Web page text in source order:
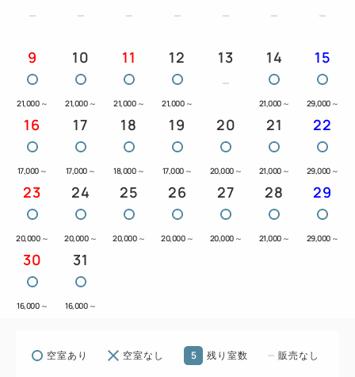
9
21,000 ～
10
21,000 ～
11
21,000 ～
12
21,000 ～
13 14
21,000 ～
15
29,000 ～
16
17,000 ～
17
17,000 ～
18
18,000 ～
19
17,000 ～
20
20,000 ～
21
21,000 ～
22
29,000 ～
23
20,000 ～
24
20,000 ～
25
20,000 ～
26
20,000 ～
27
20,000 ～
28
21,000 ～
29
29,000 ～
30
16,000 ～
31
16,000 ～
空室あり 空室なし 5 残り室数 販売なし